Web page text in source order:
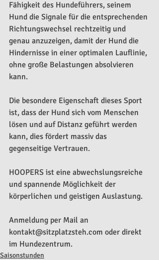
Fähigkeit des Hundeführers, seinem
Hund die Signale für die entsprechenden
Richtungswechsel rechtzeitig und
genau anzuzeigen, damit der Hund die
Hindernisse in einer optimalen Lauflinie,
ohne große Belastungen absolvieren
kann.
Die besondere Eigenschaft dieses Sport
ist, dass der Hund sich vom Menschen
lösen und auf Distanz geführt werden
kann, dies fördert massiv das
gegenseitige Vertrauen.
HOOPERS ist eine abwechslungsreiche
und spannende Möglichkeit der
körperlichen und geistigen Auslastung.
Anmeldung per Mail an
kontakt@sitzplatzsteh.com oder direkt
im Hundezentrum.
Saisonstunden